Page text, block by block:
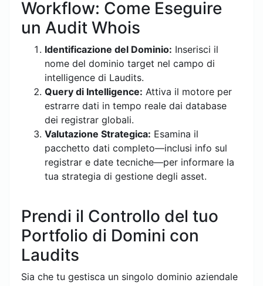
Workflow: Come Eseguire
un Audit Whois
Identificazione del Dominio: Inserisci il
nome del dominio target nel campo di
intelligence di Laudits.
Query di Intelligence: Attiva il motore per
estrarre dati in tempo reale dai database
dei registrar globali.
Valutazione Strategica: Esamina il
pacchetto dati completo—inclusi info sul
registrar e date tecniche—per informare la
tua strategia di gestione degli asset.
Prendi il Controllo del tuo
Portfolio di Domini con
Laudits
Sia che tu gestisca un singolo dominio aziendale